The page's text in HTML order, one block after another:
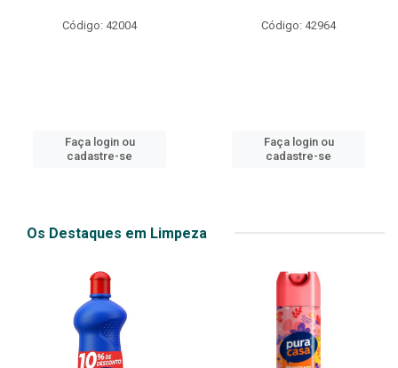
Código: 42004
Faça login ou
cadastre-se
Código: 42964
Faça login ou
cadastre-se
Os Destaques em Limpeza